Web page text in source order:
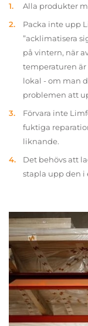
Alla produkter
Packa inte upp
”acklimatisera
på vintern, när
temperaturen är
lokal - om man
problemen att
Förvara inte
fuktiga
liknande.
Det behövs att
stapla upp den i